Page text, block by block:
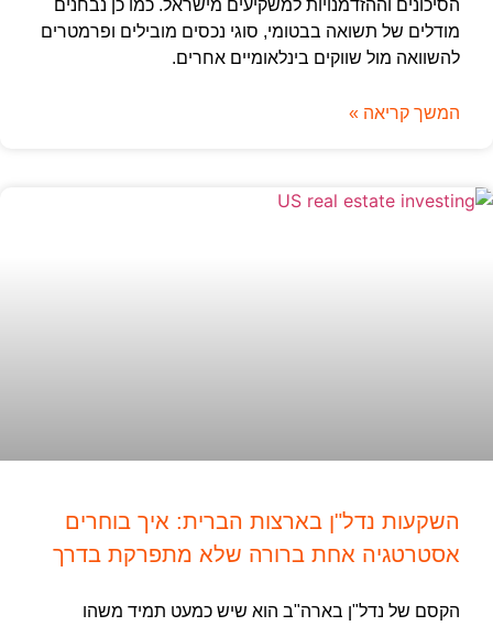
הסיכונים וההזדמנויות למשקיעים מישראל. כמו כן נבחנים
מודלים של תשואה בבטומי, סוגי נכסים מובילים ופרמטרים
להשוואה מול שווקים בינלאומיים אחרים.
המשך קריאה »
השקעות נדל"ן בארצות הברית: איך בוחרים
אסטרטגיה אחת ברורה שלא מתפרקת בדרך
הקסם של נדל"ן בארה"ב הוא שיש כמעט תמיד משהו